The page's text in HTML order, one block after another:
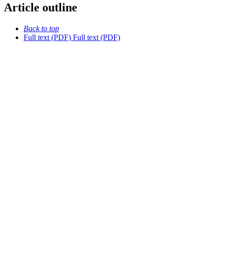
Article outline
Back to top
Full text (PDF) Full text (PDF)